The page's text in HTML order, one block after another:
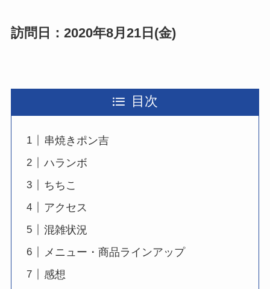
訪問日：2020年8月21日(金)
目次
串焼きポン吉
ハランボ
ちちこ
アクセス
混雑状況
メニュー・商品ラインアップ
感想